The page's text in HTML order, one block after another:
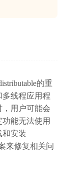
的重
线程应用程
，用户可能会
能无法使用
和安装
来修复相关问